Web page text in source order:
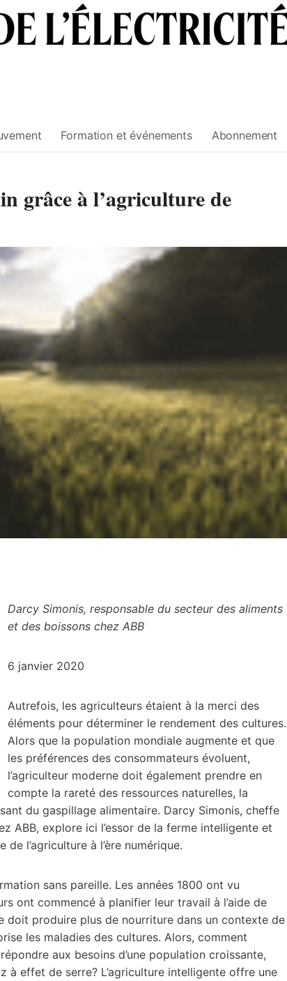
Formation et événements Abonnement
grâce à l’agriculture de
Darcy Simonis, responsable du secteur des aliments
et des boissons chez ABB
6 janvier 2020
Autrefois, les agriculteurs étaient à la merci des
éléments pour déterminer le rendement des cultures.
Alors que la population mondiale augmente et que
les préférences des consommateurs évoluent,
l’agriculteur moderne doit également prendre en
compte la rareté des ressources naturelles, la
du gaspillage alimentaire. Darcy Simonis, cheffe
ABB, explore ici l’essor de la ferme intelligente et
l’agriculture à l’ère numérique.
sans pareille. Les années 1800 ont vu
ont commencé à planifier leur travail à l’aide de
doit produire plus de nourriture dans un contexte de
les maladies des cultures. Alors, comment
aux besoins d’une population croissante,
effet de serre? L’agriculture intelligente offre une